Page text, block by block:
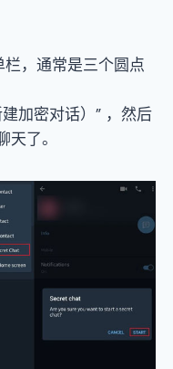
栏，通常是三个圆点
加密对话）” ，然后
天了。